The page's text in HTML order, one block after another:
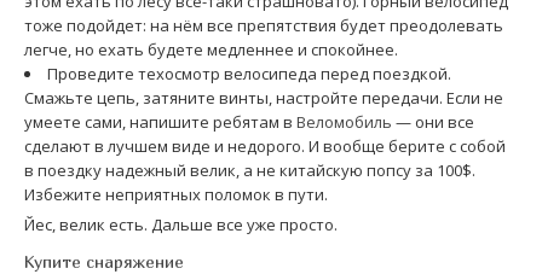
тоже подойдет: на нём все препятствия будет преодолевать
легче, но ехать будете медленнее и спокойнее.
Проведите техосмотр велосипеда перед поездкой.
Смажьте цепь, затяните винты, настройте передачи. Если не
умеете сами, напишите ребятам в Веломобиль — они все
сделают в лучшем виде и недорого. И вообще берите с собой
в поездку надежный велик, а не китайскую попсу за 100$.
Избежите неприятных поломок в пути.
Йес, велик есть. Дальше все уже просто.
Купите снаряжение